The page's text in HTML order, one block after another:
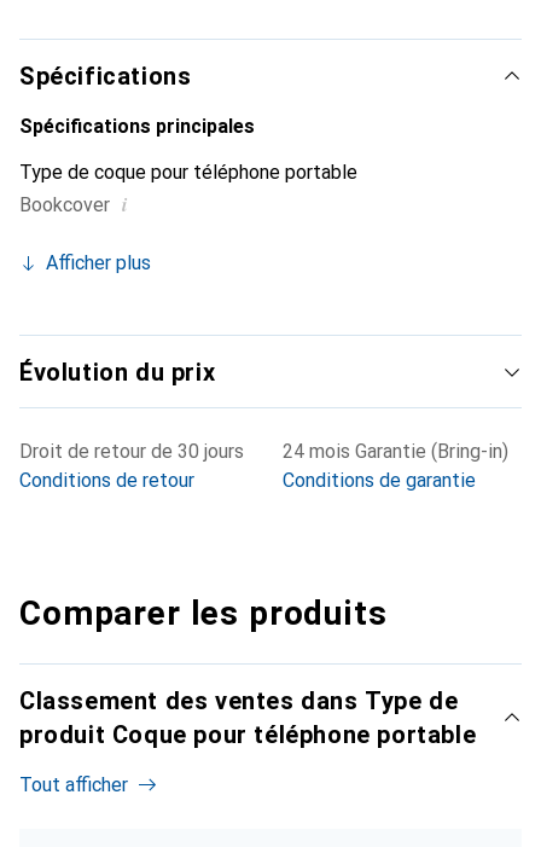
internationalement pour ses produits de haute qualité et
constitue un choix fiable pour une clientèle exigeante.
Spécifications
Spécifications principales
Type de coque pour téléphone portable
Bookcover i
Afficher plus
Évolution du prix
Droit de retour de 30 jours
Conditions de retour
24 mois Garantie (Bring-in)
Conditions de garantie
Comparer les produits
Classement des ventes dans Type de
produit Coque pour téléphone portable
Tout afficher